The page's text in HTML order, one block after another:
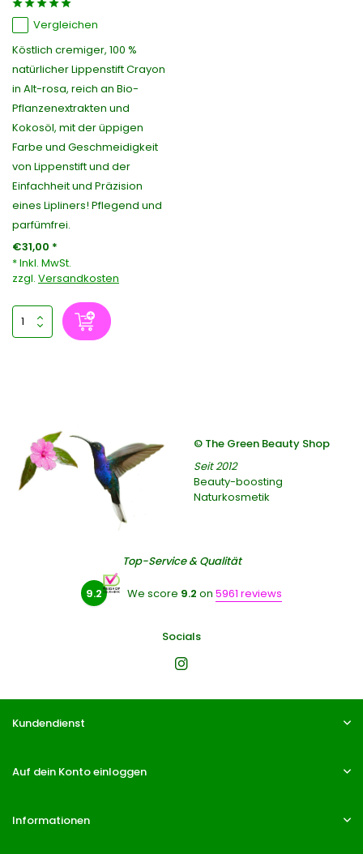
Vergleichen
Köstlich cremiger, 100 %
natürlicher Lippenstift Crayon
in Alt-rosa, reich an Bio-
Pflanzenextrakten und
Kokosöl, mit der üppigen
Farbe und Geschmeidigkeit
von Lippenstift und der
Einfachheit und Präzision
eines Lipliners! Pflegend und
parfümfrei.
€31,00 *
* Inkl. MwSt.
zzgl. Versandkosten
© The Green Beauty Shop
Seit 2012
Beauty-boosting
Naturkosmetik
Top-Service & Qualität
9.2 We score 9.2 on 5961 reviews
Socials
Kundendienst
Auf dein Konto einloggen
Informationen